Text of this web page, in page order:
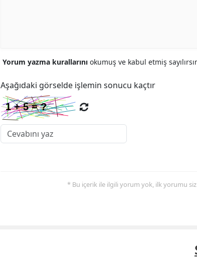
Yorum yazma kurallarını okumuş ve kabul etmiş
Aşağıdaki görselde işlemin sonucu kaçtır
* Bu içerik ile ilgili yorum yok, ilk yorumu siz